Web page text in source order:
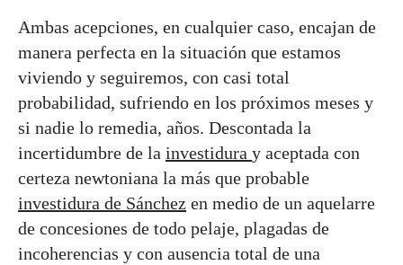
Ambas acepciones, en cualquier caso, encajan de
manera perfecta en la situación que estamos
viviendo y seguiremos, con casi total
probabilidad, sufriendo en los próximos meses y
si nadie lo remedia, años. Descontada la
incertidumbre de la investidura y aceptada con
certeza newtoniana la más que probable
investidura de Sánchez en medio de un aquelarre
de concesiones de todo pelaje, plagadas de
incoherencias y con ausencia total de una